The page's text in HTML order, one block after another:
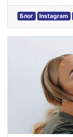
Блог Instagram